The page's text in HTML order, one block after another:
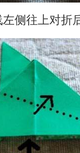
侧往上对折